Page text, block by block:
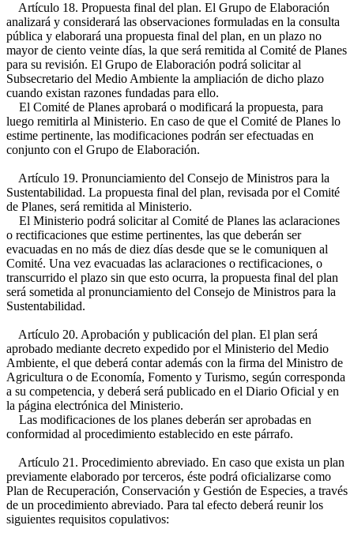
Artículo 18. Propuesta final del plan. El Grupo de Elaboración
analizará y considerará las observaciones formuladas en la consulta
pública y elaborará una propuesta final del plan, en un plazo no
mayor de ciento veinte días, la que será remitida al Comité de Planes
para su revisión. El Grupo de Elaboración podrá solicitar al
Subsecretario del Medio Ambiente la ampliación de dicho plazo
cuando existan razones fundadas para ello.
El Comité de Planes aprobará o modificará la propuesta, para
luego remitirla al Ministerio. En caso de que el Comité de Planes lo
estime pertinente, las modificaciones podrán ser efectuadas en
conjunto con el Grupo de Elaboración.
Artículo 19. Pronunciamiento del Consejo de Ministros para la
Sustentabilidad. La propuesta final del plan, revisada por el Comité
de Planes, será remitida al Ministerio.
El Ministerio podrá solicitar al Comité de Planes las aclaraciones
o rectificaciones que estime pertinentes, las que deberán ser
evacuadas en no más de diez días desde que se le comuniquen al
Comité. Una vez evacuadas las aclaraciones o rectificaciones, o
transcurrido el plazo sin que esto ocurra, la propuesta final del plan
será sometida al pronunciamiento del Consejo de Ministros para la
Sustentabilidad.
Artículo 20. Aprobación y publicación del plan. El plan será
aprobado mediante decreto expedido por el Ministerio del Medio
Ambiente, el que deberá contar además con la firma del Ministro de
Agricultura o de Economía, Fomento y Turismo, según corresponda
a su competencia, y deberá será publicado en el Diario Oficial y en
la página electrónica del Ministerio.
Las modificaciones de los planes deberán ser aprobadas en
conformidad al procedimiento establecido en este párrafo.
Artículo 21. Procedimiento abreviado. En caso que exista un plan
previamente elaborado por terceros, éste podrá oficializarse como
Plan de Recuperación, Conservación y Gestión de Especies, a través
de un procedimiento abreviado. Para tal efecto deberá reunir los
siguientes requisitos copulativos: